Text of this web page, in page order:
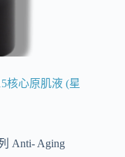
核心原肌液 (星
Anti- Aging